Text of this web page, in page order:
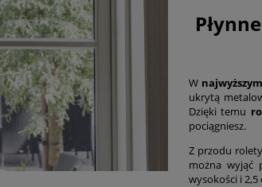
W
ukrytą
Dzięki temu
pociągniesz.
Z przodu
można wyjąć
wysokości i 2,5